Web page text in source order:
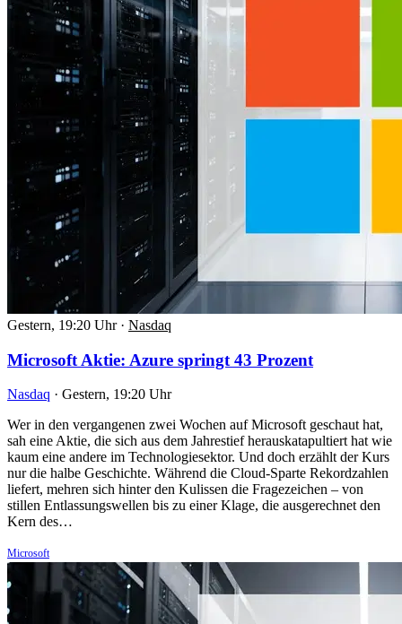
Gestern, 19:20 Uhr · Nasdaq
Microsoft Aktie: Azure springt 43 Prozent
Nasdaq · Gestern, 19:20 Uhr
Wer in den vergangenen zwei Wochen auf Microsoft geschaut hat,
sah eine Aktie, die sich aus dem Jahrestief herauskatapultiert hat wie
kaum eine andere im Technologiesektor. Und doch erzählt der Kurs
nur die halbe Geschichte. Während die Cloud-Sparte Rekordzahlen
liefert, mehren sich hinter den Kulissen die Fragezeichen – von
stillen Entlassungswellen bis zu einer Klage, die ausgerechnet den
Kern des…
Microsoft